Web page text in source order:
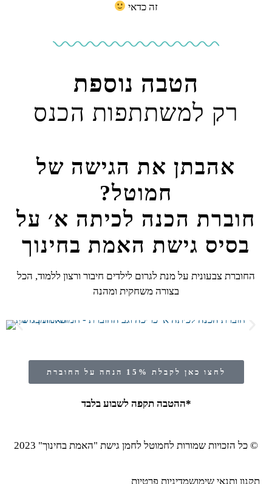
זה כדאי
הטבה נוספת
רק למשתתפות הכנס
אהבתן את הגישה של
חמוטל?
חוברת הכנה לכיתה א׳ על
בסיס גישת האמת בחינוך
החוברת צבעונית על מנת לגרום לילדים חיבור ורצון ללמוד, הכל
בצורה משחקית ומהנה
לחצו כאן לקבלת 15% הנחה על החוברת
*ההטבה תקפה לשבוע בלבד
© כל הזכויות שמורות לחמוטל לחמן גישת "האמת בחינוך" 2023
תקנון ותנאי שימושמדיניות פרטיות